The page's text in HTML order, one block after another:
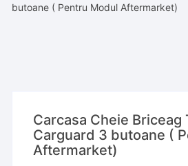
butoane ( Pentru Modul Aftermarket)
Carcasa Cheie Briceag
Carguard 3 butoane (
Aftermarket)